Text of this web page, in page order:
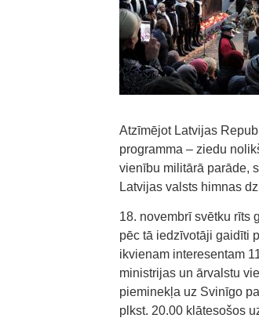
Atzīmējot Latvijas
programma – ziedu
vienību militārā parāde,
Latvijas valsts himnas
18. novembrī svētku rīts
pēc tā iedzīvotāji gaidīti
ikvienam interesentam
ministrijas un ārvalstu
pieminekļa uz Svinīgo
plkst. 20.00 klātesošos